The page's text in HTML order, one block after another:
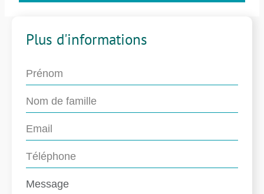
Plus d'informations